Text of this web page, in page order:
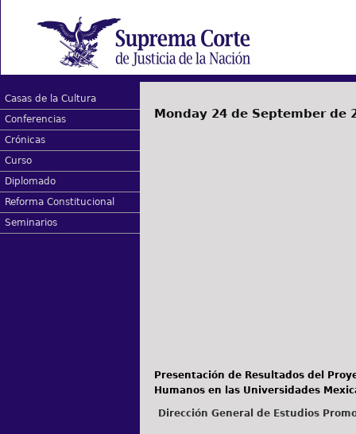
Casas de la Cultura
Conferencias
Crónicas
Curso
Diplomado
Reforma Constitucional
Seminarios
Monday 24 de September de
Presentación de Resultados del
Humanos en las Universidades
Dirección General de Estudios